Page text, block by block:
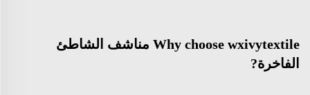
Why choose wxivytextile مناشف الشاطئ
الفاخرة?